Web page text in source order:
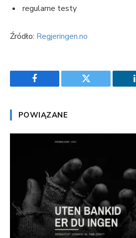
regularne testy
Źródło: Regjeringen.no
Facebook Twitter
POWIĄZANE